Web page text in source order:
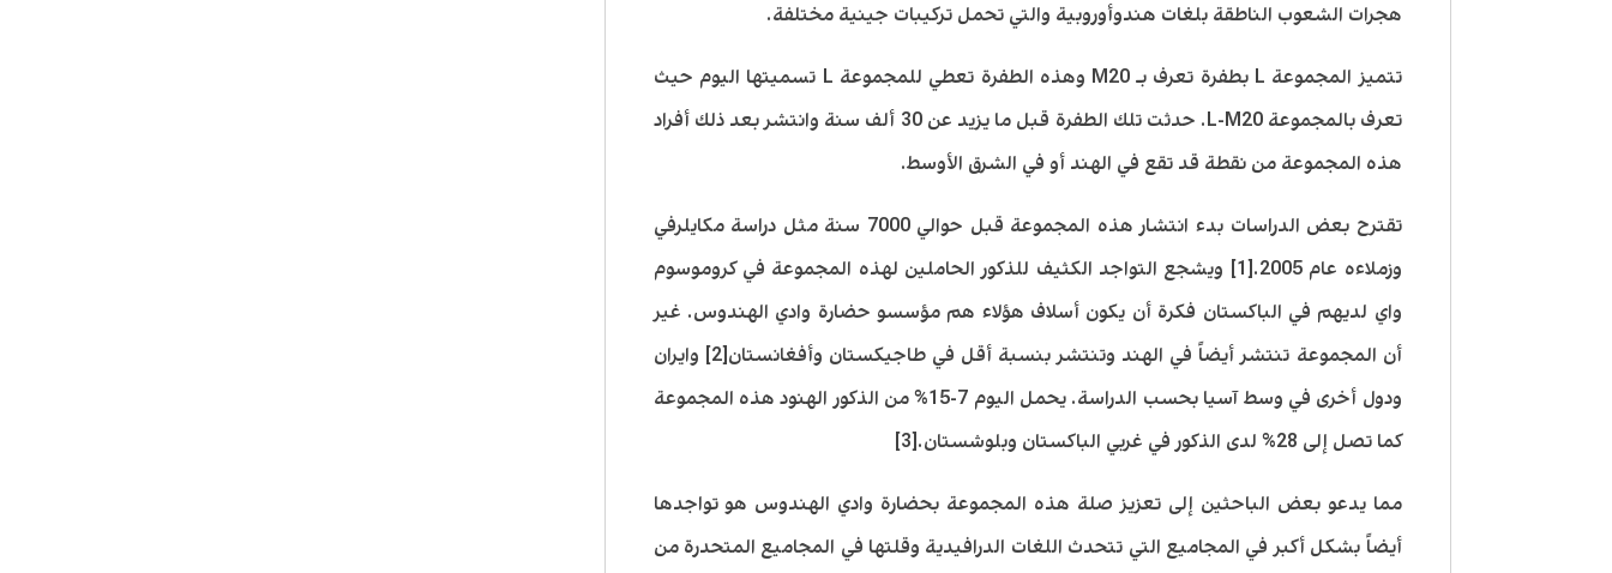
هجرات الشعوب الناطقة بلغات هندوأوروبية والتي تحمل تركيبات جينية مختلفة.
تتميز المجموعة L بطفرة تعرف بـ M20 وهذه الطفرة تعطي للمجموعة L تسميتها اليوم حيث
تعرف بالمجموعة L-M20. حدثت تلك الطفرة قبل ما يزيد عن 30 ألف سنة وانتشر بعد ذلك أفراد
هذه المجموعة من نقطة قد تقع في الهند أو في الشرق الأوسط.
تقترح بعض الدراسات بدء انتشار هذه المجموعة قبل حوالي 7000 سنة مثل دراسة مكايلرفي
وزملاءه عام 2005.[1] ويشجع التواجد الكثيف للذكور الحاملين لهذه المجموعة في كروموسوم
واي لديهم في الباكستان فكرة أن يكون أسلاف هؤلاء هم مؤسسو حضارة وادي الهندوس. غير
أن المجموعة تنتشر أيضاً في الهند وتنتشر بنسبة أقل في طاجيكستان وأفغانستان[2] وايران
ودول أخرى في وسط آسيا بحسب الدراسة. يحمل اليوم 7-15% من الذكور الهنود هذه المجموعة
كما تصل إلى 28% لدى الذكور في غربي الباكستان وبلوشستان.[3]
مما يدعو بعض الباحثين إلى تعزيز صلة هذه المجموعة بحضارة وادي الهندوس هو تواجدها
أيضاً بشكل أكبر في المجاميع التي تتحدث اللغات الدرافيدية وقلتها في المجاميع المتحدرة من